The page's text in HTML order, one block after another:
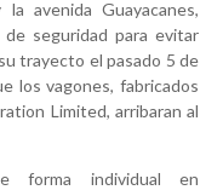
avenida Guayacanes,
seguridad para evitar
trayecto el pasado 5 de
los vagones, fabricados
Limited, arribaran al
forma individual en